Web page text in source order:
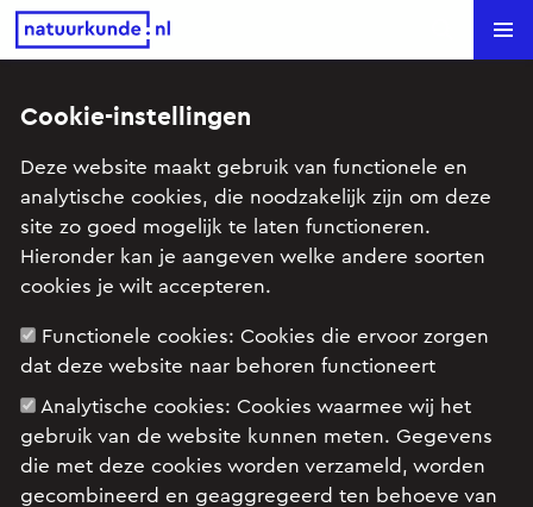
Natuurkunde.nl Search
Dimmers (HAVO 12 2005-II)
Onderwerp: Elektrische stroom, Inductie en
wisselstromen
Examenopgave HAVO natuurkunde 12 2005
tijdvak II: opgave 4
Cookie-instellingen
Deze website maakt gebruik van functionele en
analytische cookies, die noodzakelijk zijn om deze
site zo goed mogelijk te laten functioneren.
Hieronder kan je aangeven welke andere soorten
cookies je wilt accepteren.
Functionele cookies: Cookies die ervoor zorgen
dat deze website naar behoren functioneert
Analytische cookies: Cookies waarmee wij het
gebruik van de website kunnen meten. Gegevens
die met deze cookies worden verzameld, worden
gecombineerd en geaggregeerd ten behoeve van